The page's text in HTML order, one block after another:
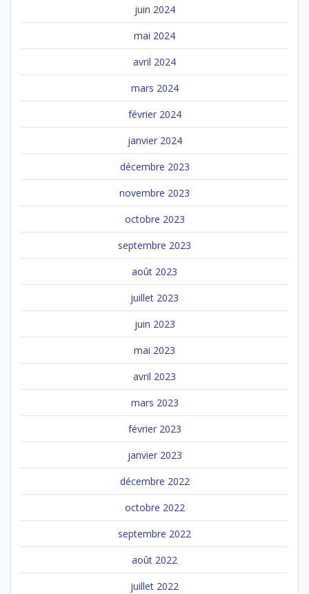
juin 2024
mai 2024
avril 2024
mars 2024
février 2024
janvier 2024
décembre 2023
novembre 2023
octobre 2023
septembre 2023
août 2023
juillet 2023
juin 2023
mai 2023
avril 2023
mars 2023
février 2023
janvier 2023
décembre 2022
octobre 2022
septembre 2022
août 2022
juillet 2022